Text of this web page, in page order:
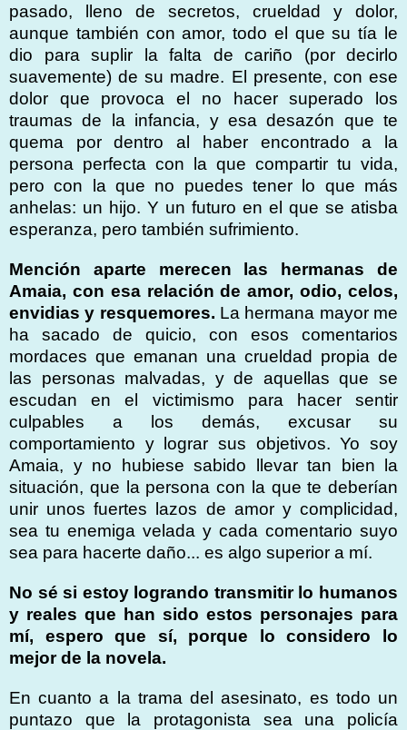
pasado, lleno de secretos, crueldad y dolor,
aunque también con amor, todo el que su tía le
dio para suplir la falta de cariño (por decirlo
suavemente) de su madre. El presente, con ese
dolor que provoca el no hacer superado los
traumas de la infancia, y esa desazón que te
quema por dentro al haber encontrado a la
persona perfecta con la que compartir tu vida,
pero con la que no puedes tener lo que más
anhelas: un hijo. Y un futuro en el que se atisba
esperanza, pero también sufrimiento.
Mención aparte merecen las hermanas de
Amaia, con esa relación de amor, odio, celos,
envidias y resquemores. La hermana mayor me
ha sacado de quicio, con esos comentarios
mordaces que emanan una crueldad propia de
las personas malvadas, y de aquellas que se
escudan en el victimismo para hacer sentir
culpables a los demás, excusar su
comportamiento y lograr sus objetivos. Yo soy
Amaia, y no hubiese sabido llevar tan bien la
situación, que la persona con la que te deberían
unir unos fuertes lazos de amor y complicidad,
sea tu enemiga velada y cada comentario suyo
sea para hacerte daño... es algo superior a mí.
No sé si estoy logrando transmitir lo humanos
y reales que han sido estos personajes para
mí, espero que sí, porque lo considero lo
mejor de la novela.
En cuanto a la trama del asesinato, es todo un
puntazo que la protagonista sea una policía